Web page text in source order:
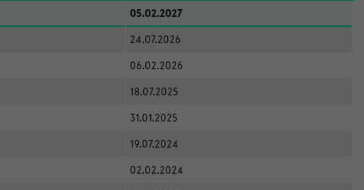
05.02.2027
24.07.2026
06.02.2026
18.07.2025
31.01.2025
19.07.2024
02.02.2024